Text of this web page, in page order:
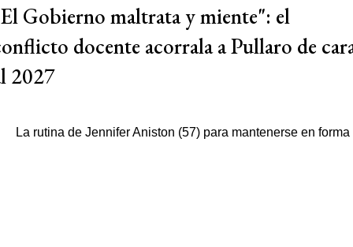
Gobierno maltrata y miente": el
docente acorrala a Pullaro de
2027